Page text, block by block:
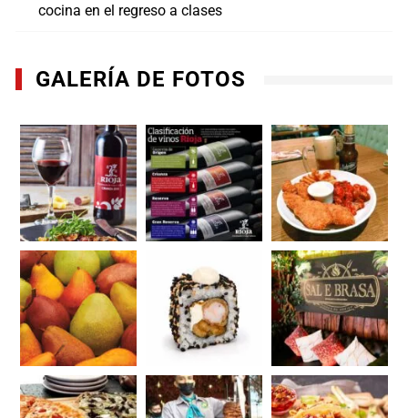
cocina en el regreso a clases
GALERÍA DE FOTOS